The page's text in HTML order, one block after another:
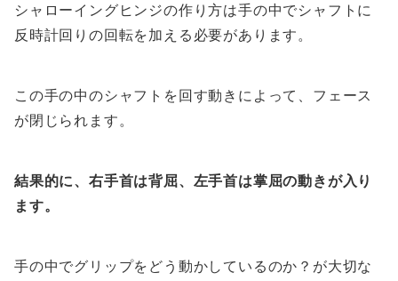
シャローイングヒンジの作り方は手の中でシャフトに
反時計回りの回転を加える必要があります。
この手の中のシャフトを回す動きによって、フェース
が閉じられます。
結果的に、右手首は背屈、左手首は掌屈の動きが入り
ます。
手の中でグリップをどう動かしているのか？が大切な